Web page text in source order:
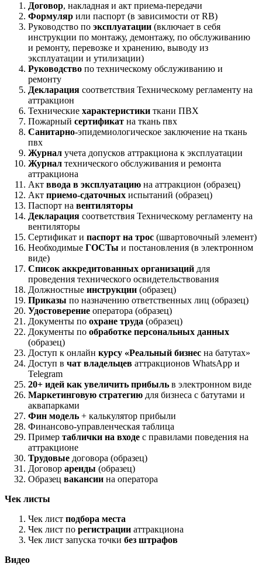
Договор, накладная и акт приема-передачи
Формуляр или паспорт (в зависимости от RB)
Руководство по эксплуатации (включает в себя
инструкции по монтажу, демонтажу, по обслуживанию
и ремонту, перевозке и хранению, выводу из
эксплуатации и утилизации)
Руководство по техническому обслуживанию и
ремонту
Декларация соответствия Техническому регламенту на
аттракцион
Технические характеристики ткани ПВХ
Пожарный сертификат на ткань пвх
Санитарно-эпидемиологическое заключение на ткань
пвх
Журнал учета допусков аттракциона к эксплуатации
Журнал технического обслуживания и ремонта
аттракциона
Акт ввода в эксплуатацию на аттракцион (образец)
Акт приемо-сдаточных испытаний (образец)
Паспорт на вентиляторы
Декларация соответствия Техническому регламенту на
вентиляторы
Сертификат и паспорт на трос (швартовочный элемент)
Необходимые ГОСТы и постановления (в электронном
виде)
Список аккредитованных организаций для
проведения технического освидетельствования
Должностные инструкции (образец)
Приказы по назначению ответственных лиц (образец)
Удостоверение оператора (образец)
Документы по охране труда (образец)
Документы по обработке персональных данных
(образец)
Доступ к онлайн курсу «Реальный бизнес на батутах»
Доступ в чат владельцев аттракционов WhatsApp и
Telegram
20+ идей как увеличить прибыль в электронном виде
Маркетинговую стратегию для бизнеса с батутами и
аквапарками
Фин модель + калькулятор прибыли
Финансово-управленческая таблица
Пример таблички на входе с правилами поведения на
аттракционе
Трудовые договора (образец)
Договор аренды (образец)
Образец вакансии на оператора
Чек листы
Чек лист подбора места
Чек лист по регистрации аттракциона
Чек лист запуска точки без штрафов
Видео